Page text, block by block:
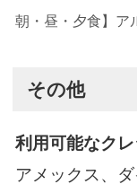
朝・昼・夕食】ア
その他
利用可能なク
アメックス、